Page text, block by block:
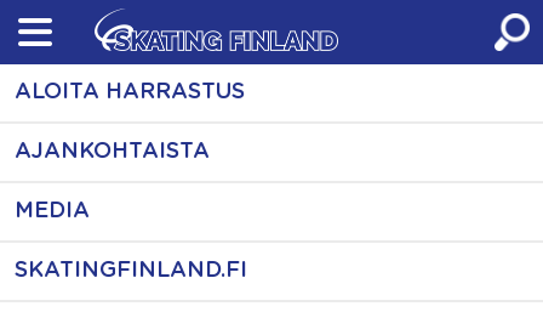
Skip
content
ALOITA HARRASTUS
AJANKOHTAISTA
MEDIA
SKATINGFINLAND.FI